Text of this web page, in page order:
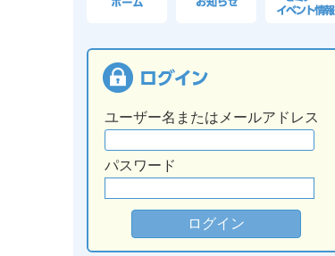
ユーザー名またはメールアドレス
パスワード